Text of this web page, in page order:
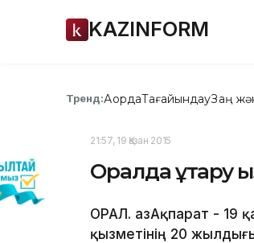
KAZINFORM
Тренд:АқордаТағайындауЗаң
21:57, 19 Қазан 2015
Оралда құтқару
ОРАЛ. ҚазАқпарат - 19
қызметінің 20